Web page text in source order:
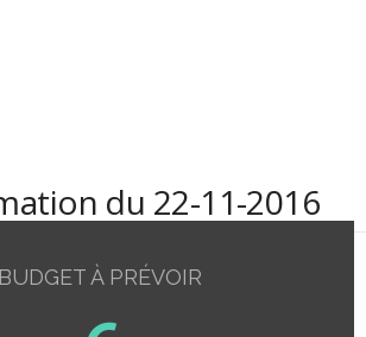
du 22-11-2016
BUDGET À PRÉVOIR